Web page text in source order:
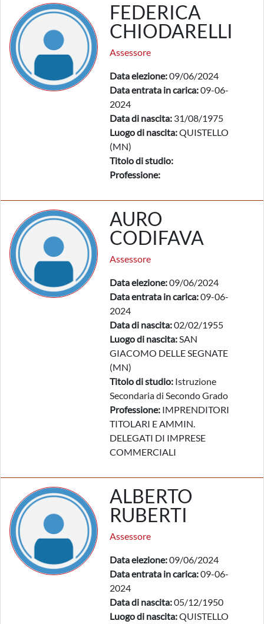
FEDERICA
CHIODARELLI
Assessore
Data elezione:09/06/2024
Data entrata in carica:09-06-
2024
Data di nascita: 31/08/1975
Luogo di nascita:QUISTELLO
(MN)
Titolo di studio:
Professione:
AURO
CODIFAVA
Assessore
Data elezione:09/06/2024
Data entrata in carica:09-06-
2024
Data di nascita:02/02/1955
Luogo di nascita:SAN
GIACOMO DELLE SEGNATE
(MN)
Titolo di studio: Istruzione
Secondaria di Secondo Grado
Professione: IMPRENDITORI
TITOLARI E AMMIN.
DELEGATI DI IMPRESE
COMMERCIALI
ALBERTO
RUBERTI
Assessore
Data elezione:09/06/2024
Data entrata in carica:09-06-
2024
Data di nascita:05/12/1950
Luogo di nascita:QUISTELLO